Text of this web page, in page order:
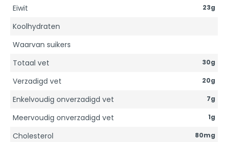
Eiwit 23g
Koolhydraten
Waarvan suikers
Totaal vet
30g
Verzadigd vet 20g
Enkelvoudig onverzadigd vet 7g
Meervoudig onverzadigd vet 1g
Cholesterol 80mg